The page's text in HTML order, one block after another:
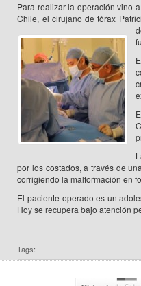
Para realizar la operación vino
Chile, el cirujano de tórax
por los costados, a través de
corrigiendo la malformación en
El paciente operado es un
Hoy se recupera bajo atención
Tags: